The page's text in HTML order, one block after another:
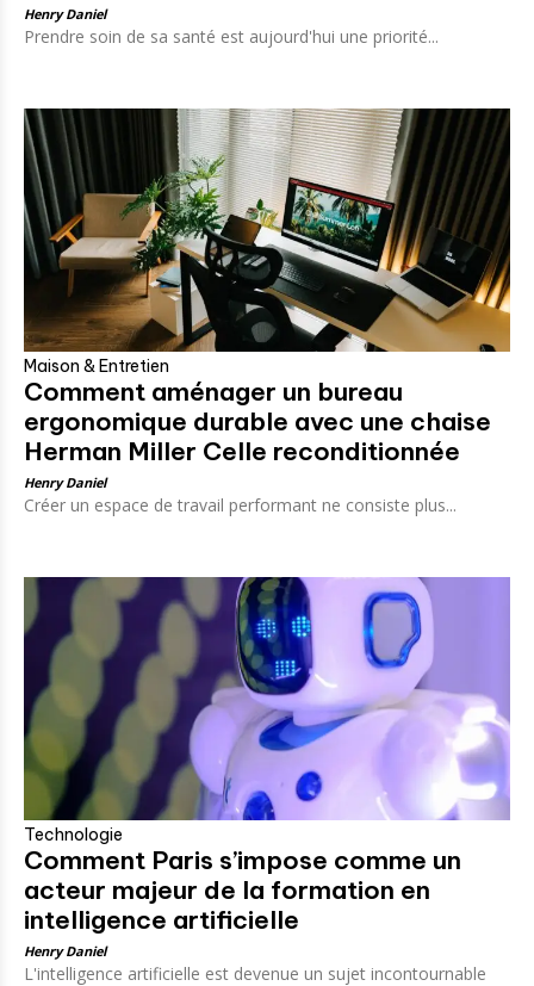
Henry Daniel
Prendre soin de sa santé est aujourd'hui une priorité...
Maison & Entretien
Comment aménager un bureau
ergonomique durable avec une chaise
Herman Miller Celle reconditionnée
Henry Daniel
Créer un espace de travail performant ne consiste plus...
Technologie
Comment Paris s’impose comme un
acteur majeur de la formation en
intelligence artificielle
Henry Daniel
L'intelligence artificielle est devenue un sujet incontournable